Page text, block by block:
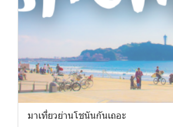
มาเที่ยวย่านโชนันกันเถอะ